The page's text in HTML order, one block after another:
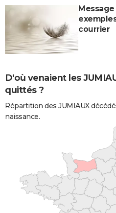
courrier
D'où venaient les
quittés ?
Répartition des JUMIAUX
naissance.